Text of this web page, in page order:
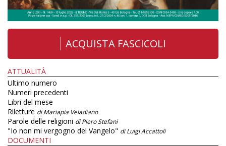
ACQUISTA FASCICOLI
ATTUALITÀ
Ultimo numero
Numeri precedenti
Libri del mese
Riletture di Mariapia Veladiano
Parole delle religioni di Piero Stefani
"Io non mi vergogno del Vangelo" di Luigi Accattoli
DOCUMENTI